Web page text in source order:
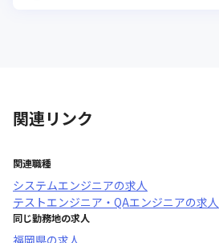
関連リンク
関連職種
システムエンジニアの求人
テストエンジニア・QAエンジニアの求人
同じ勤務地の求人
福岡県の求人